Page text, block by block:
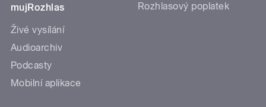
mujRozhlas
Živé vysílání
Audioarchiv
Podcasty
Mobilní aplikace
Rozhlasový poplatek